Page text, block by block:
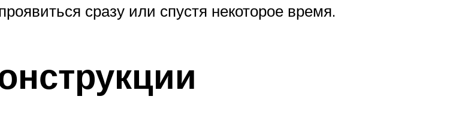
сразу или спустя некоторое время.